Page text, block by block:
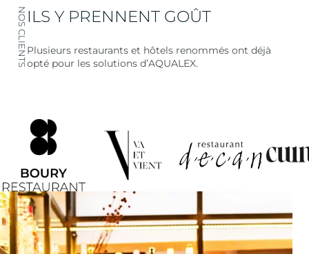
NOS CLIENTSILS Y PRENNENT GOÛT
Plusieurs restaurants et hôtels renommés ont déjà
opté pour les solutions d’AQUALEX.